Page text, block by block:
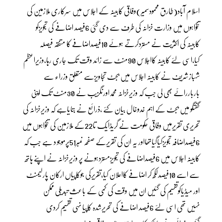
اسلام آباد(طارق محمودسمیر)وفاقی کابینہ کے اجلاس میں سرکاری ملازمین کی
تنخواہوں میں وزارت خزانہ کی طرف سے دی گئی 6فیصد اضافے کی تجویزکو
کابینہ کی اکثریت نے مستردکرتے ہوئے 10فیصداضافے کا متفقہ فیصلہ
کیا،اسی لئے کابینہ کااجلاس 90منٹ سے زائد وقت تک جاری رہا،وزیراعظم
شہبازشریف نے کابینہ اجلاس میں بجٹ تجاویزسے متعلق وزراء سے
بارباررائے بھی لی جب کہ وزیرخزانہ محمداورنگزیب نے 30منٹ تک اپنی
گفتگو میں بجٹ کے اہم خدوخال بیان کئے ،ذرائع نے بتایاہے کہ وزیرخزانہ کی
تحریری تقریرمیں وفاقی حکومت نے گریڈایک تا22کے ملازمین کی تنخواہوں میں
6فیصداضافہ تجویزکیاگیاتھااور یہ ان کی تقریرکے صفحہ نمبر51پرموجو د ہے جب کہ
کابینہ اجلاس میں 6فیصداضافے کی تجویزمستردہونے پر وزیرخزانہ نے اپنے ہاتھ
سے اسے 10فیصدلکھ کر اضافے کااعلان کیا،تقریرکی جوکاپیاں ارکان پارلیمنٹ
اور میڈیاکوتقسیم کی گئیں ان میں وقت کی کمی کے باعث تبدیلی ممکن
نہیں تھی اسی لئے 6فیصد اضافے کی تحریرشدہ کاپیا ںہی تقسیم کردی